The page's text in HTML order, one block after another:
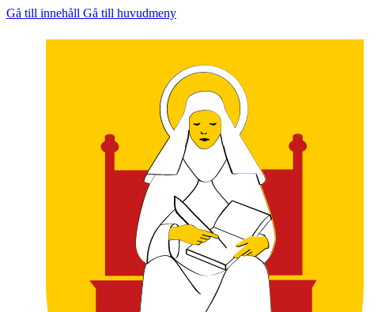
Gå till innehåll Gå till huvudmeny